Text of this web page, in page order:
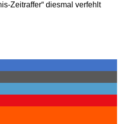
Zeitraffer“ diesmal verfehlt